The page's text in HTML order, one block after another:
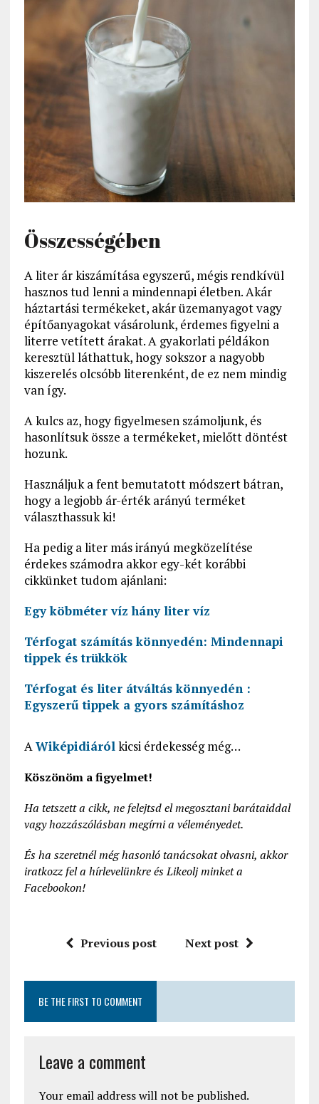
Összességében
A liter ár kiszámítása egyszerű, mégis rendkívül
hasznos tud lenni a mindennapi életben. Akár
háztartási termékeket, akár üzemanyagot vagy
építőanyagokat vásárolunk, érdemes figyelni a
literre vetített árakat. A gyakorlati példákon
keresztül láthattuk, hogy sokszor a nagyobb
kiszerelés olcsóbb literenként, de ez nem mindig
van így.
A kulcs az, hogy figyelmesen számoljunk, és
hasonlítsuk össze a termékeket, mielőtt döntést
hozunk.
Használjuk a fent bemutatott módszert bátran,
hogy a legjobb ár-érték arányú terméket
választhassuk ki!
Ha pedig a liter más irányú megközelítése
érdekes számodra akkor egy-két korábbi
cikkünket tudom ajánlani:
Egy köbméter víz hány liter víz
Térfogat számítás könnyedén: Mindennapi
tippek és trükkök
Térfogat és liter átváltás könnyedén :
Egyszerű tippek a gyors számításhoz
AWiképidiárólkicsi érdekesség még…
Köszönöm a figyelmet!
Ha tetszett a cikk, ne felejtsd el megosztani barátaiddal
vagy hozzászólásban megírni a véleményedet.
És ha szeretnél még hasonló tanácsokat olvasni, akkor
iratkozz fel a hírlevelünkre és Likeolj minket a
Facebookon!
Previous post Next post
BE THE FIRST TO COMMENT
Leave a comment
Your email address will not be published.